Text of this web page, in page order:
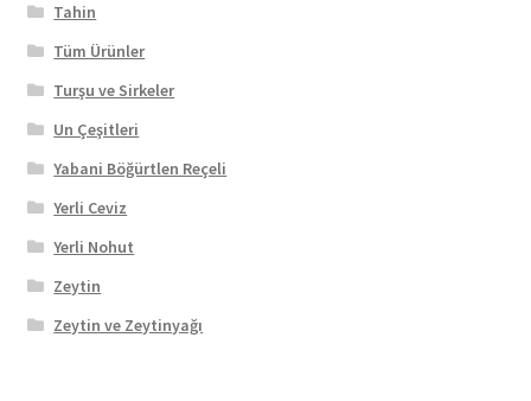
Tahin
Tüm Ürünler
Turşu ve Sirkeler
Un Çeşitleri
Yabani Böğürtlen Reçeli
Yerli Ceviz
Yerli Nohut
Zeytin
Zeytin ve Zeytinyağı